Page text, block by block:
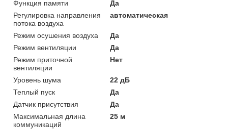
Функция памяти
Да
Регулировка направления
потока воздуха
автоматическая
Режим осушения воздуха
Да
Режим вентиляции
Да
Режим приточной
вентиляции
Нет
Уровень шума
22 дБ
Теплый пуск
Да
Датчик присутствия
Да
Максимальная длина
коммуникаций
25 м